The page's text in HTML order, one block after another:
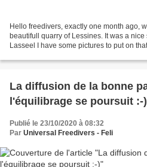
Hello freedivers, exactly one month ago,
beautifull quarry of Lessines. It was a
Lasseel I have some pictures to put on
La diffusion de la bonne
l'équilibrage se poursuit :-)
Publié le 23/10/2020 à 08:32
Par Universal Freedivers - Feli